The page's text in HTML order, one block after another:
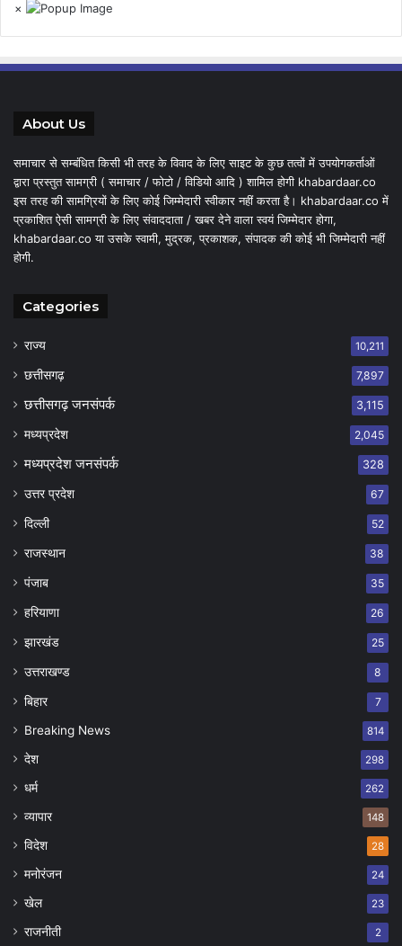
×
About Us
समाचार से सम्बंधित किसी भी तरह के विवाद के लिए साइट के कुछ तत्वों में उपयोगकर्ताओं
द्वारा प्रस्तुत सामग्री ( समाचार / फोटो / विडियो आदि ) शामिल होगी khabardaar.co
इस तरह की सामग्रियों के लिए कोई जिम्मेदारी स्वीकार नहीं करता है। khabardaar.co में
प्रकाशित ऐसी सामग्री के लिए संवाददाता / खबर देने वाला स्वयं जिम्मेदार होगा,
khabardaar.co या उसके स्वामी, मुद्रक, प्रकाशक, संपादक की कोई भी जिम्मेदारी नहीं
होगी.
Categories
राज्य 10,211
छत्तीसगढ़ 7,897
छत्तीसगढ़ जनसंपर्क 3,115
मध्यप्रदेश 2,045
मध्यप्रदेश जनसंपर्क 328
उत्तर प्रदेश 67
दिल्ली 52
राजस्थान 38
पंजाब 35
हरियाणा 26
झारखंड 25
उत्तराखण्ड 8
बिहार 7
Breaking News 814
देश 298
धर्म 262
व्यापार 148
विदेश 28
मनोरंजन 24
खेल 23
राजनीती 2